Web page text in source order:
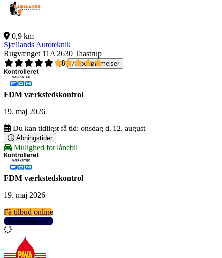
0,9 km
Sjællands Autoteknik
Rugvænget 11A 2630 Taastrup
4,8
73 bedømmelser
FDM værkstedskontrol
19. maj 2026
Du kan tidligst få tid: onsdag d. 12. august
Åbningstider
Mulighed for lånebil
FDM værkstedskontrol
19. maj 2026
Få tilbud online
Se detaljer